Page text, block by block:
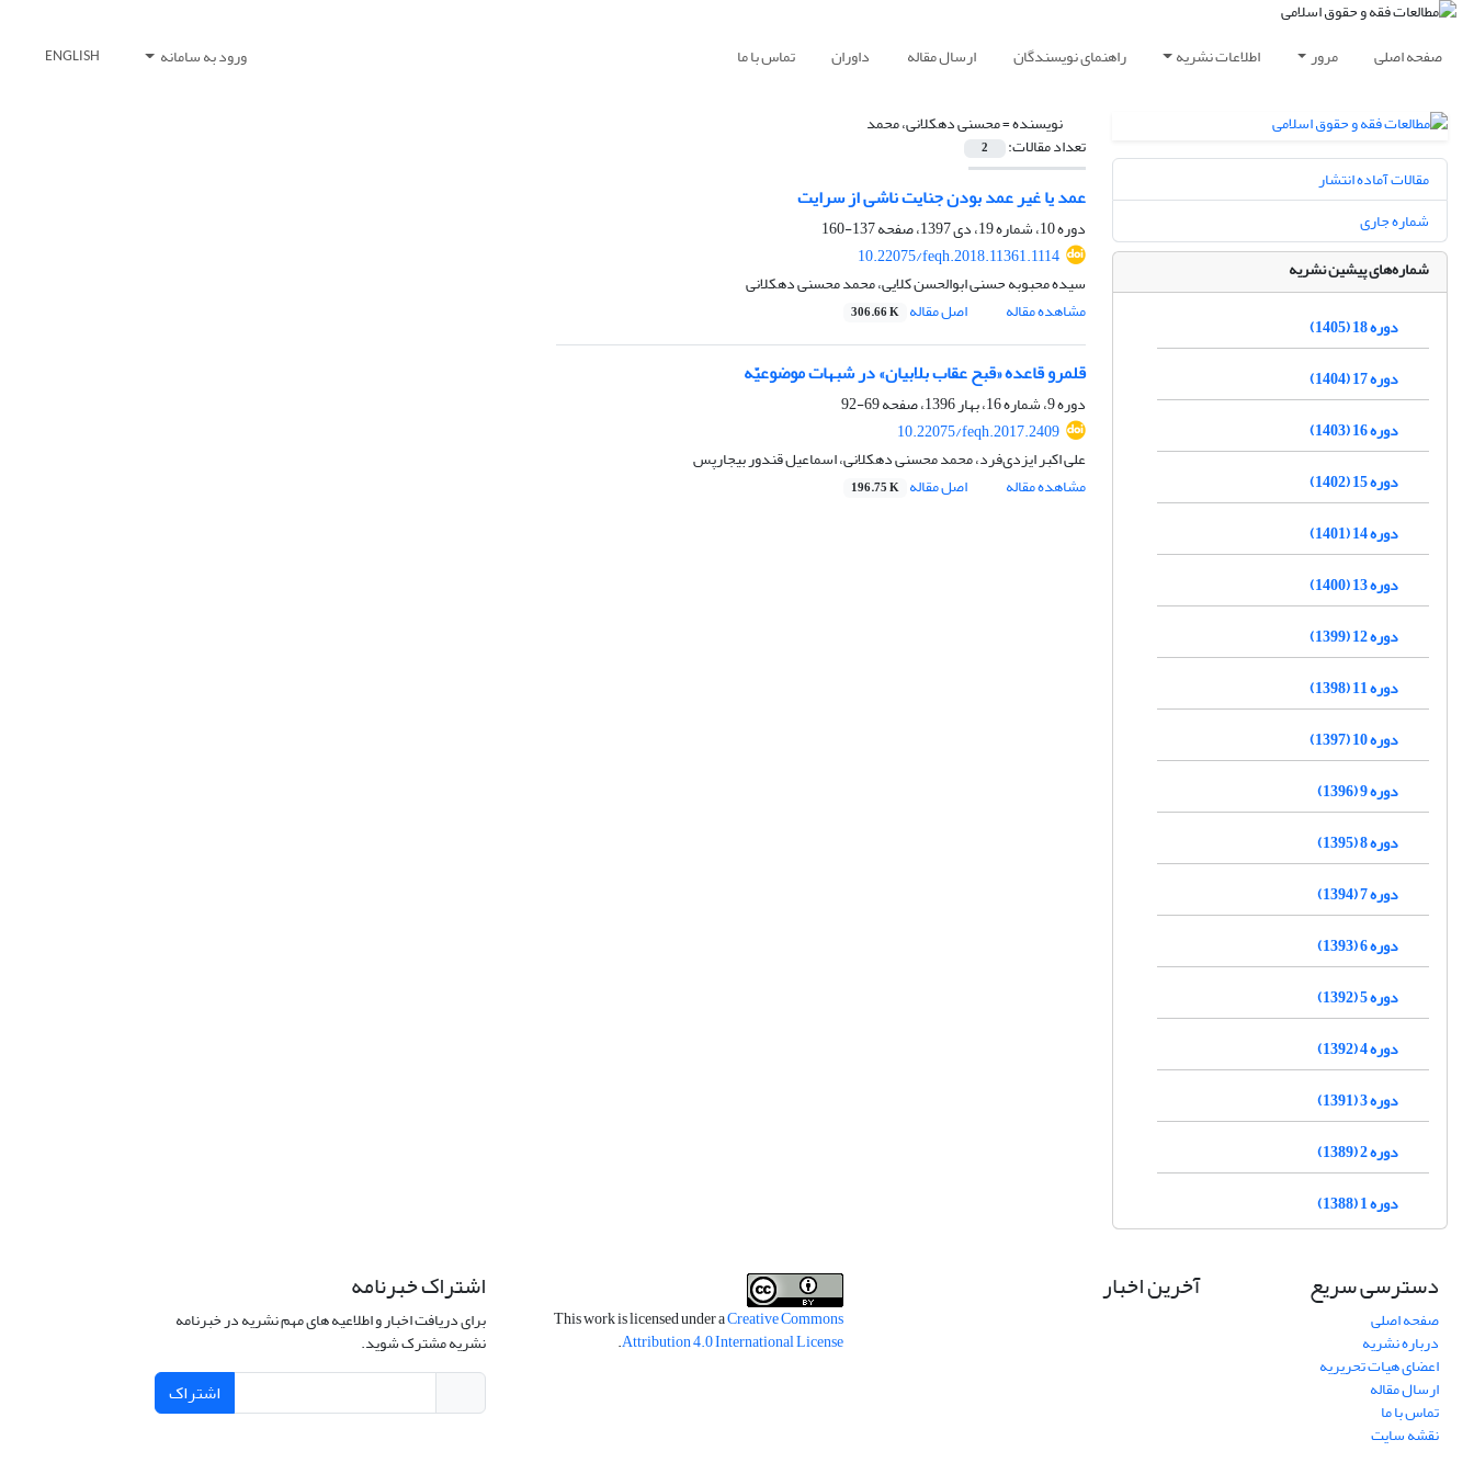
صفحه اصلی مرور اطلاعات نشریه راهنمای نویسندگان ارسال مقاله داوران تماس با ما ورود به سامانه ENGLISH
نویسنده =محسنی دهکلانی، محمد
تعداد مقالات: 2
عمد یا غیر عمد بودن جنایت ناشی از سرایت
دوره 10، شماره 19، دی 1397، صفحه
137-160
10.22075/feqh.2018.11361.1114
سیده محبوبه حسنی ابوالحسن کلایی، محمد محسنی دهکلانی
مشاهده مقاله
اصل مقاله 306.66 K
قلمرو قاعده‌ «قبح عقاب بلابیان» در شبهات موضوعیّه
دوره 9، شماره 16، بهار 1396، صفحه
69-92
10.22075/feqh.2017.2409
علی اکبر ایزدی‌فرد، محمد محسنی دهکلانی، اسماعیل قندور بیجارپس
مشاهده مقاله
اصل مقاله 196.75 K
مقالات آماده انتشار
شماره جاری
شماره‌های پیشین نشریه
دوره 18 (1405)
دوره 17 (1404)
دوره 16 (1403)
دوره 15 (1402)
دوره 14 (1401)
دوره 13 (1400)
دوره 12 (1399)
دوره 11 (1398)
دوره 10 (1397)
دوره 9 (1396)
دوره 8 (1395)
دوره 7 (1394)
دوره 6 (1393)
دوره 5 (1392)
دوره 4 (1392)
دوره 3 (1391)
دوره 2 (1389)
دوره 1 (1388)
دسترسی سریع
صفحه اصلی
درباره نشریه
اعضای هیات تحریریه
ارسال مقاله
تماس با ما
نقشه سایت
آخرین اخبار
This work is licensed under aCreative Commons
Attribution 4.0 International License
.
اشتراک خبرنامه
برای دریافت اخبار و اطلاعیه های مهم نشریه در خبرنامه
نشریه مشترک شوید.
اشتراک